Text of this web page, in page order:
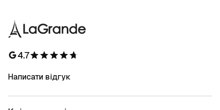
4.7
Написати відгук